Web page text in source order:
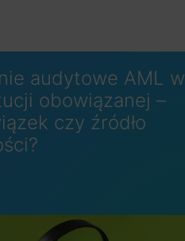
audytowe AML w
obowiązanej –
czy źródło